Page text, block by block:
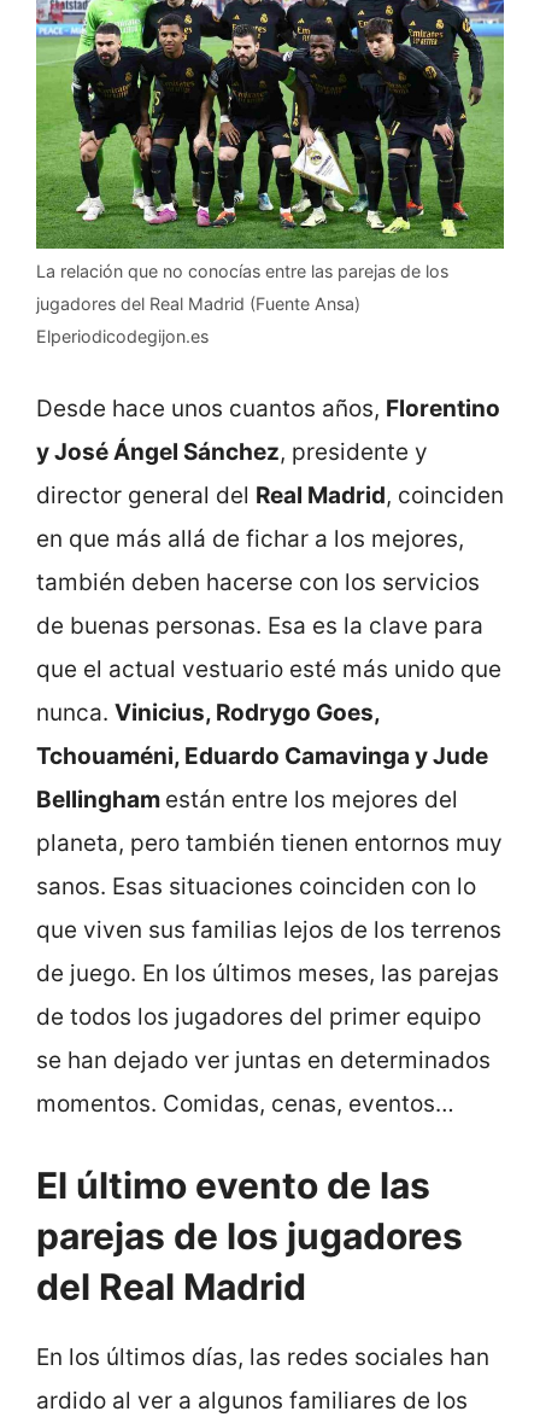
La relación que no conocías entre las parejas de los
jugadores del Real Madrid (Fuente Ansa)
Elperiodicodegijon.es
Desde hace unos cuantos años, Florentino
y José Ángel Sánchez, presidente y
director general del Real Madrid, coinciden
en que más allá de fichar a los mejores,
también deben hacerse con los servicios
de buenas personas. Esa es la clave para
que el actual vestuario esté más unido que
nunca. Vinicius, Rodrygo Goes,
Tchouaméni, Eduardo Camavinga y Jude
Bellingham están entre los mejores del
planeta, pero también tienen entornos muy
sanos. Esas situaciones coinciden con lo
que viven sus familias lejos de los terrenos
de juego. En los últimos meses, las parejas
de todos los jugadores del primer equipo
se han dejado ver juntas en determinados
momentos. Comidas, cenas, eventos…
El último evento de las
parejas de los jugadores
del Real Madrid
En los últimos días, las redes sociales han
ardido al ver a algunos familiares de los